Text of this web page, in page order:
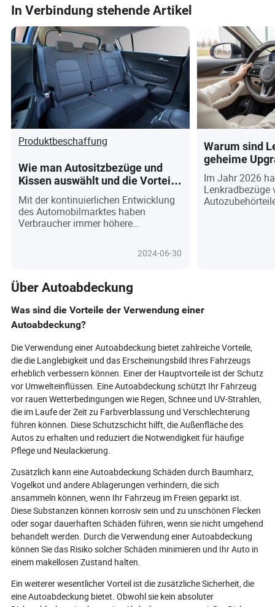
In Verbindung stehende Artikel
Produktbeschaffung
Wie man Autositzbezüge und
Kissen auswählt und die Vorteile
des Kaufs aus China
Mit der kontinuierlichen Entwicklung
des Automobilmarktes haben
Verbraucher immer höhere
des Autos haben Autositzbezüge und
Kissen viel Aufmerksamkeit erregt.
Dieser Artikel wird vorstellen, wie man
Autositzbezüge und Kissen auswählt,
sowie warum und wie man diese
eingehende Analyse anhand von
Zolldaten durchführen, um
ausländischen Händlern und
Großhändlern zu helfen, den Markt
besser zu verstehen.
2024-06-30
Warum sind
geheime
Fahrer im
Im Jahr 2026
Lenkradbezüge
ermöglichen,
veganem
antibakteriellen
den Markt
Lenkradbezüge
komfortabel
Sind Sie bereit,
erleben, über
Tauchen Sie
hinter dieser
zu entdecken!
Über Autoabdeckung
Was sind die Vorteile der Verwendung einer
Autoabdeckung?
Die Verwendung einer Autoabdeckung bietet zahlreiche Vorteile,
die die Langlebigkeit und das Erscheinungsbild Ihres Fahrzeugs
erheblich verbessern können. Einer der Hauptvorteile ist der Schutz
vor Umwelteinflüssen. Eine Autoabdeckung schützt Ihr Fahrzeug
vor rauen Wetterbedingungen wie Regen, Schnee und UV-Strahlen,
die im Laufe der Zeit zu Farbverblassung und Verschlechterung
führen können. Diese Schutzschicht hilft, die Außenfläche des
Autos zu erhalten und reduziert die Notwendigkeit für häufige
Pflege und Neulackierung.
Zusätzlich kann eine Autoabdeckung Schäden durch Baumharz,
Vogelkot und andere Ablagerungen verhindern, die sich
ansammeln können, wenn Ihr Fahrzeug im Freien geparkt ist.
Diese Substanzen können korrosiv sein und zu unschönen Flecken
oder sogar dauerhaften Schäden führen, wenn sie nicht umgehend
behandelt werden. Durch die Verwendung einer Autoabdeckung
können Sie das Risiko solcher Schäden minimieren und Ihr Auto in
einem makellosen Zustand halten.
Ein weiterer wesentlicher Vorteil ist die zusätzliche Sicherheit, die
eine Autoabdeckung bietet. Obwohl sie kein absoluter